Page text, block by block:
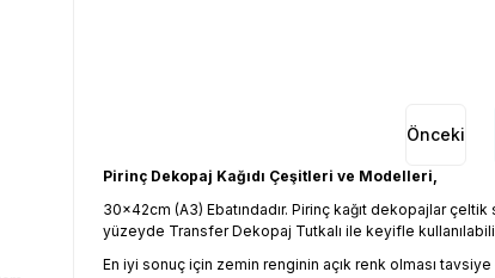
Pirinç Dekopaj Kağıdı Çeşitleri ve Modelleri,
30x42cm (A3) Ebatındadır. Pirinç kağıt dekopajlar çeltik
yüzeyde Transfer Dekopaj Tutkalı ile keyifle
En iyi sonuç için zemin renginin açık renk olması